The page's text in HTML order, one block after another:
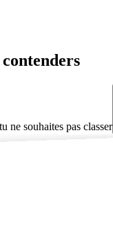
contenders
ne souhaites pas classer